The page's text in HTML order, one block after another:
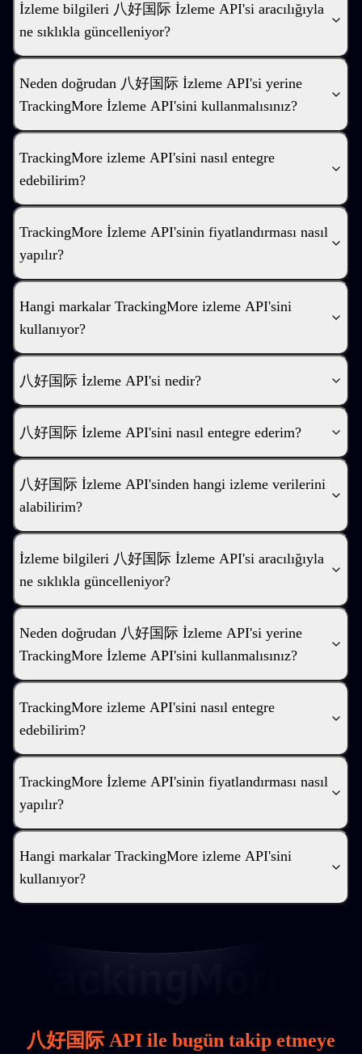
İzleme bilgileri 八好国际 İzleme API'si aracılığıyla
ne sıklıkla güncelleniyor?
Neden doğrudan 八好国际 İzleme API'si yerine
TrackingMore İzleme API'sini kullanmalısınız?
TrackingMore izleme API'sini nasıl entegre
edebilirim?
TrackingMore İzleme API'sinin fiyatlandırması nasıl
yapılır?
Hangi markalar TrackingMore izleme API'sini
kullanıyor?
八好国际 İzleme API'si nedir?
八好国际 İzleme API'sini nasıl entegre ederim?
八好国际 İzleme API'sinden hangi izleme verilerini
alabilirim?
İzleme bilgileri 八好国际 İzleme API'si aracılığıyla
ne sıklıkla güncelleniyor?
Neden doğrudan 八好国际 İzleme API'si yerine
TrackingMore İzleme API'sini kullanmalısınız?
TrackingMore izleme API'sini nasıl entegre
edebilirim?
TrackingMore İzleme API'sinin fiyatlandırması nasıl
yapılır?
Hangi markalar TrackingMore izleme API'sini
kullanıyor?
八好国际 API ile bugün takip etmeye